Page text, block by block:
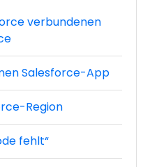
verbundenen
Salesforce-App
Region
fehlt“